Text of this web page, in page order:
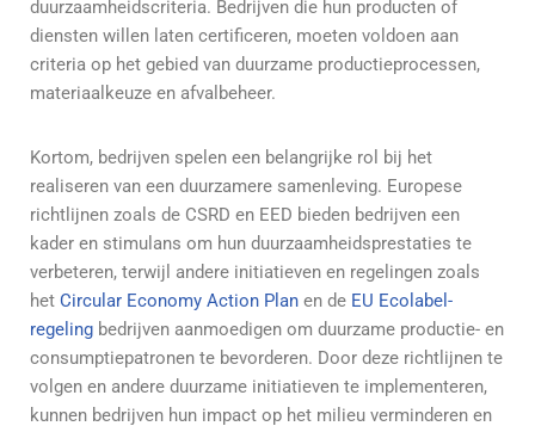
duurzaamheidscriteria. Bedrijven die hun producten of
diensten willen laten certificeren, moeten voldoen aan
criteria op het gebied van duurzame productieprocessen,
materiaalkeuze en afvalbeheer.
Kortom, bedrijven spelen een belangrijke rol bij het
realiseren van een duurzamere samenleving. Europese
richtlijnen zoals de CSRD en EED bieden bedrijven een
kader en stimulans om hun duurzaamheidsprestaties te
verbeteren, terwijl andere initiatieven en regelingen zoals
het Circular Economy Action Plan en de EU Ecolabel-
regeling bedrijven aanmoedigen om duurzame productie- en
consumptiepatronen te bevorderen. Door deze richtlijnen te
volgen en andere duurzame initiatieven te implementeren,
kunnen bedrijven hun impact op het milieu verminderen en